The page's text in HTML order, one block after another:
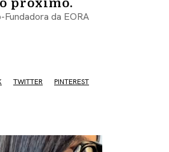
próximo.
da EORA
TWITTER PINTEREST